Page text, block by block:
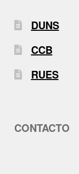
DUNS
CCB
RUES
CONTACTO